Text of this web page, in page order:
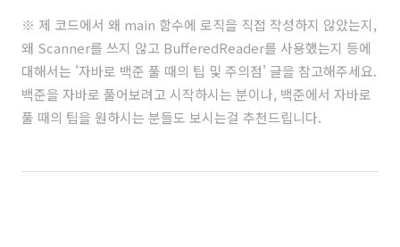
※ 제 코드에서 왜 main 함수에 로직을 직접 작성하지 않았는지,
왜 Scanner를 쓰지 않고 BufferedReader를 사용했는지 등에
대해서는 '자바로 백준 풀 때의 팁 및 주의점' 글을 참고해주세요.
백준을 자바로 풀어보려고 시작하시는 분이나, 백준에서 자바로
풀 때의 팁을 원하시는 분들도 보시는걸 추천드립니다.